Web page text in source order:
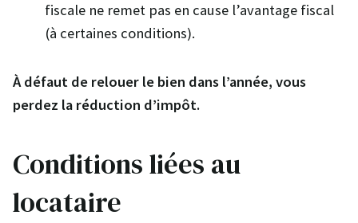
fiscale ne remet pas en cause l’avantage fiscal
(à certaines conditions).
À défaut de relouer le bien dans l’année, vous
perdez la réduction d’impôt.
Conditions liées au
locataire